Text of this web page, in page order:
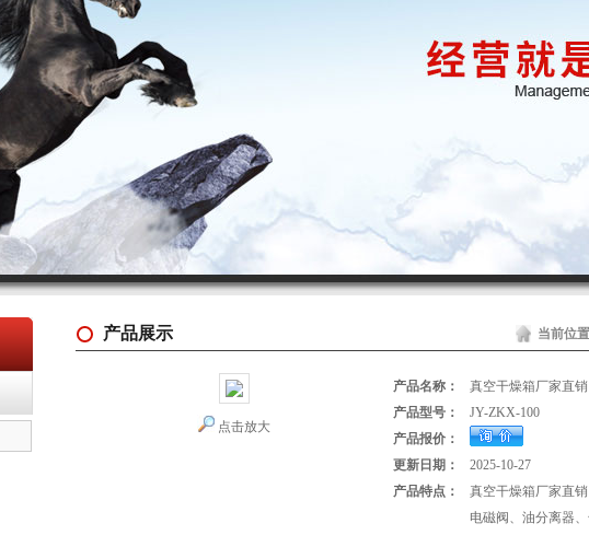
当前位
产品展示
点击放大
产品名称：
真空干燥箱厂家直销
产品型号：
JY-ZKX-100
产品报价：
更新日期：
2025-10-27
产品特点：
真空干燥箱厂家直销
电磁阀、油分离器